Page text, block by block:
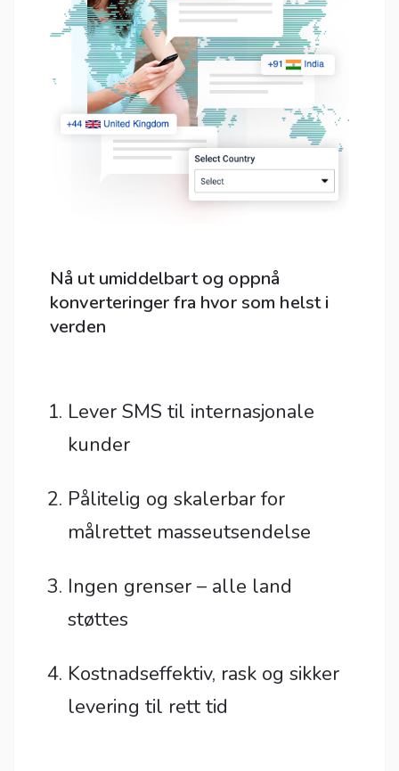
Nå ut umiddelbart og oppnå
konverteringer fra hvor som helst i
verden
Lever SMS til internasjonale
kunder
Pålitelig og skalerbar for
målrettet masseutsendelse
Ingen grenser – alle land
støttes
Kostnadseffektiv, rask og sikker
levering til rett tid